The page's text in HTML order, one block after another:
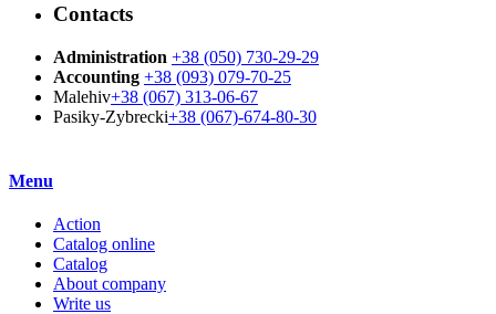
Contacts
Administration +38 (050) 730-29-29
Accounting +38 (093) 079-70-25
Malehiv+38 (067) 313-06-67
Pasiky-Zybrecki+38 (067)-674-80-30
Menu
Action
Catalog online
Catalog
About company
Write us